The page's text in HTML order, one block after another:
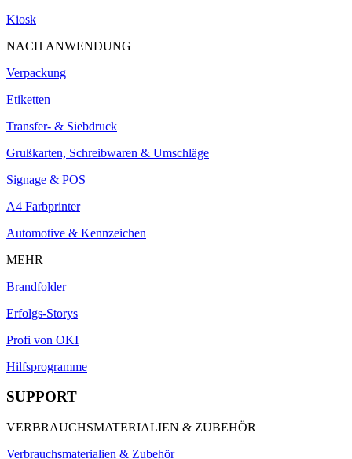
Kiosk
NACH ANWENDUNG
Verpackung
Etiketten
Transfer- & Siebdruck
Grußkarten, Schreibwaren & Umschläge
Signage & POS
A4 Farbprinter
Automotive & Kennzeichen
MEHR
Brandfolder
Erfolgs-Storys
Profi von OKI
Hilfsprogramme
SUPPORT
VERBRAUCHSMATERIALIEN & ZUBEHÖR
Verbrauchsmaterialien & Zubehör